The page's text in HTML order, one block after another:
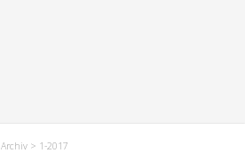
Archiv > 1-2017